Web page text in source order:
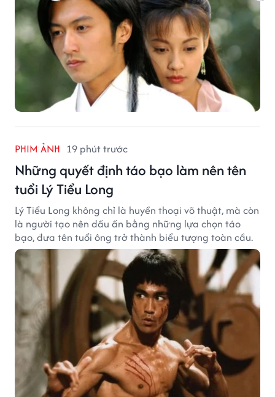
PHIM ẢNH 19 phút trước
Những quyết định táo bạo làm nên tên
tuổi Lý Tiểu Long
Lý Tiểu Long không chỉ là huyền thoại võ thuật, mà còn
là người tạo nên dấu ấn bằng những lựa chọn táo
bạo, đưa tên tuổi ông trở thành biểu tượng toàn cầu.